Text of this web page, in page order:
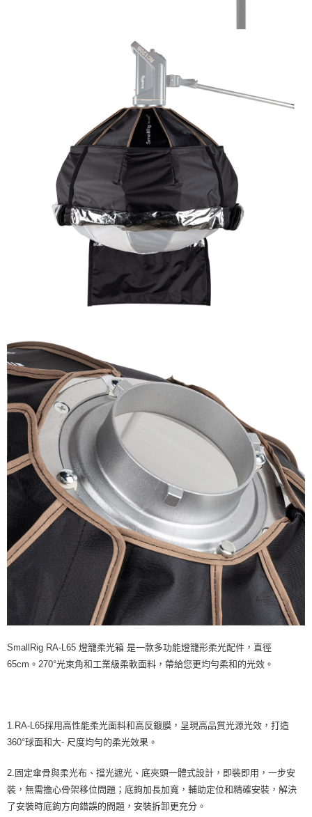
「AFTEE先享後付」，若未經同意申辦者引起之損失，本公司不負相關責
４．使用「AFTEE先享後付」時，將依據個別帳號之用戶狀況，依本公司即
時審查核予不同之上限額度；若仍有額度不足之情形，本公司將視審查結果
５．嚴禁一人註冊多個帳號或使用他人資訊註冊。若發現惡意使用之情形，
恩沛科技股份有限公司將有權停止該用戶之使用額度並採取法律行動。
SmallRig RA-L65 燈籠柔光箱 是一款多功能燈籠形柔光配件，直徑
65cm。270°光束角和工業級柔軟面料，帶給您更均勻柔和的光效。
1.RA-L65採用高性能柔光面料和高反鍍膜，呈現高品質光源光效，打造
360°球面和大- 尺度均勻的柔光效果。
2.固定傘骨與柔光布、擋光遮光、底夾頭一體式設計，即裝即用，一步安
裝，無需擔心骨架移位問題；底鉤加長加寬，輔助定位和精確安裝，解決
了安裝時底鉤方向錯誤的問題，安裝拆卸更充分。